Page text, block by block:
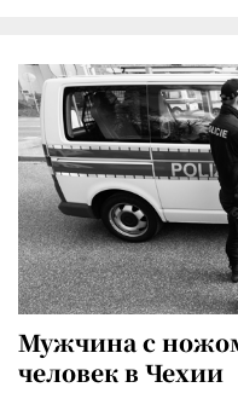
Мужчина с
человек в Чехии